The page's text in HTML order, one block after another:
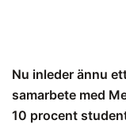
Nu inleder ännu
samarbete med
10 procent